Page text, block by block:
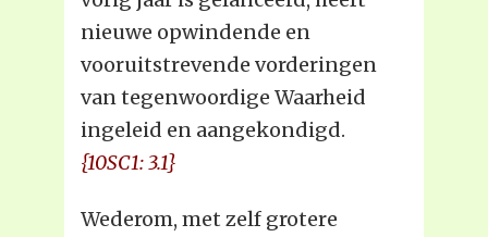
nieuwe opwindende en
vooruitstrevende vorderingen
van tegenwoordige Waarheid
ingeleid en aangekondigd.
{10SC1: 3.1}
Wederom, met zelf grotere